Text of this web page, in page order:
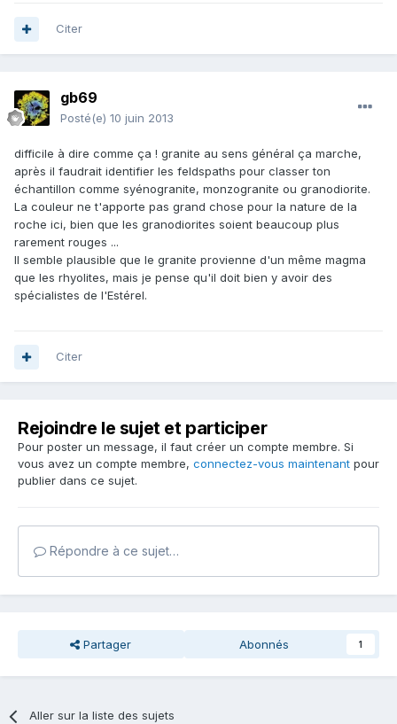
Citer
gb69
Posté(e) 10 juin 2013
difficile à dire comme ça ! granite au sens général ça marche,
après il faudrait identifier les feldspaths pour classer ton
échantillon comme syénogranite, monzogranite ou granodiorite.
La couleur ne t'apporte pas grand chose pour la nature de la
roche ici, bien que les granodiorites soient beaucoup plus
rarement rouges ...
Il semble plausible que le granite provienne d'un même magma
que les rhyolites, mais je pense qu'il doit bien y avoir des
spécialistes de l'Estérel.
Citer
Rejoindre le sujet et participer
Pour poster un message, il faut créer un compte membre. Si
vous avez un compte membre, connectez-vous maintenant pour
publier dans ce sujet.
Répondre à ce sujet…
Partager Abonnés 1
Aller sur la liste des sujets